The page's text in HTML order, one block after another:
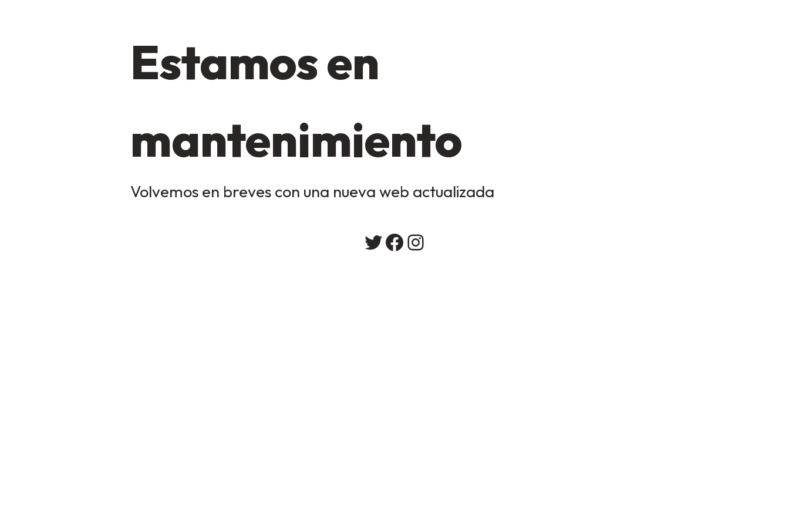
Estamos en
mantenimiento
Volvemos en breves con una nueva web actualizada
Twitter
Facebook
Instagram